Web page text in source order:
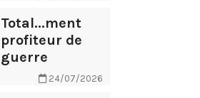
Total...ment
profiteur de
guerre
24/07/2026